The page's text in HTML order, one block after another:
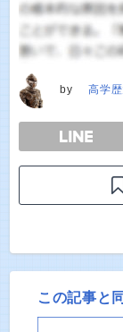
by 高学
この記事と